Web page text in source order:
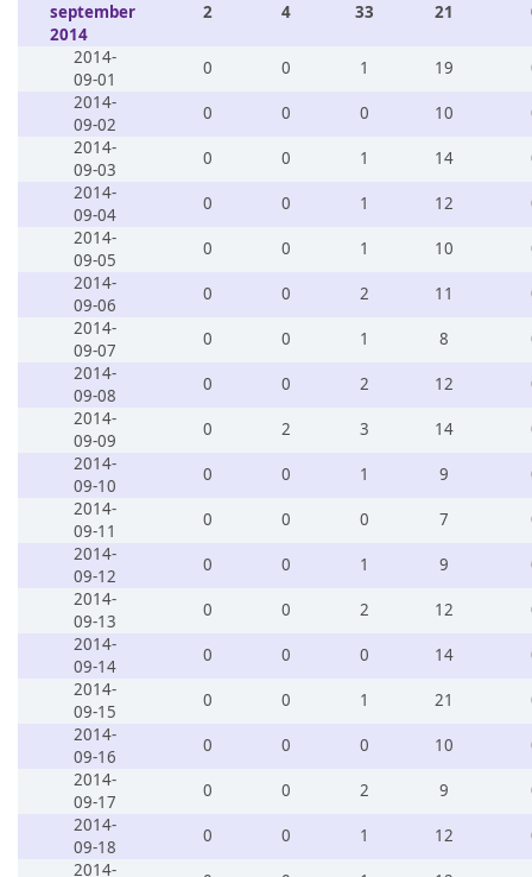
september
2014
2 4 33 21
2014-
09-01
0 0 1 19
2014-
09-02
0 0 0 10
2014-
09-03
0 0 1 14
2014-
09-04
0 0 1 12
2014-
09-05
0 0 1 10
2014-
09-06
0 0 2 11
2014-
09-07
0 0 1 8
2014-
09-08
0 0 2 12
2014-
09-09
0 2 3 14
2014-
09-10
0 0 1 9
2014-
09-11
0 0 0 7
2014-
09-12
0 0 1 9
2014-
09-13
0 0 2 12
2014-
09-14
0 0 0 14
2014-
09-15
0 0 1 21
2014-
09-16
0 0 0 10
2014-
09-17
0 0 2 9
2014-
09-18
0 0 1 12
2014-